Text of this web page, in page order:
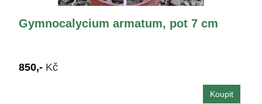
Gymnocalycium armatum, pot 7 cm
850,- Kč